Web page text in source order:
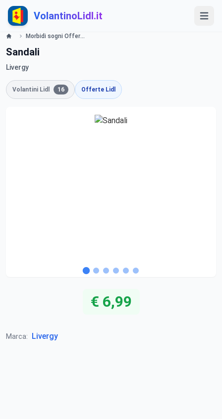
VolantinoLidl.it
Morbidi sogni Offerte valide da lunedì 17 giugno 2019 Lidl
Sandali
Livergy
Volantini Lidl 16 Offerte Lidl
€ 6,99
Marca: Livergy